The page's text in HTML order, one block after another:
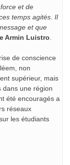
et de
temps agités. Il
et que
Armin Luistro.
de conscience
non
supérieur, mais
dans une région
été encouragés a
réseaux
les étudiants